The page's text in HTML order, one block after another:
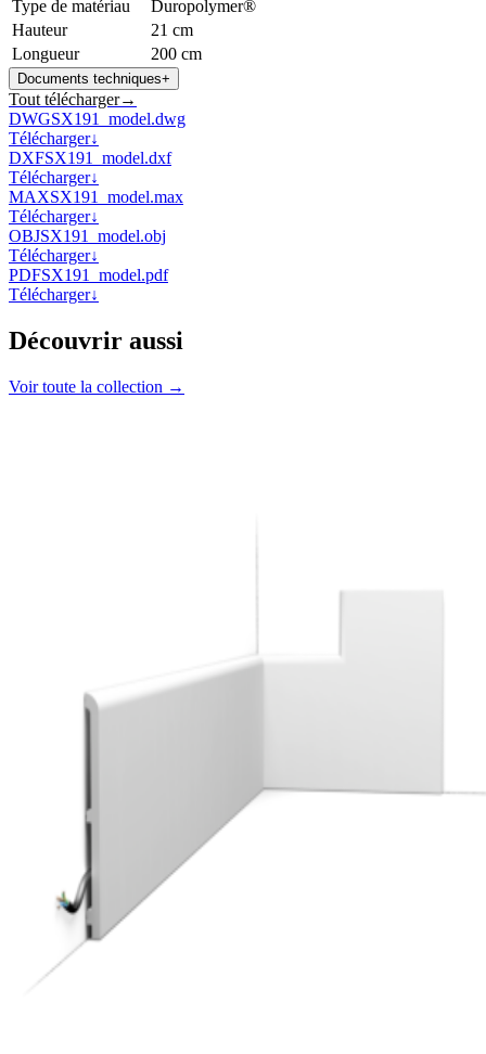
Type de matériau
Duropolymer®
Hauteur
21 cm
Longueur
200 cm
Documents techniques+
Tout télécharger→
DWGSX191_model.dwg
Télécharger↓
DXFSX191_model.dxf
Télécharger↓
MAXSX191_model.max
Télécharger↓
OBJSX191_model.obj
Télécharger↓
PDFSX191_model.pdf
Télécharger↓
Découvrir aussi
Voir toute la collection →